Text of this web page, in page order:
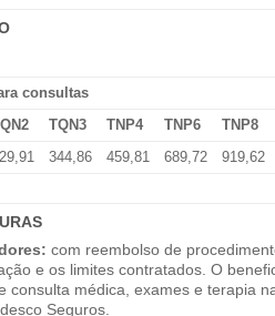
consultas
TQN3 TNP4 TNP6
TNP8
344,86 459,81 689,72 919,62
com reembolso de
e os limites contratados. O
consulta médica, exames e terapia
Seguros.